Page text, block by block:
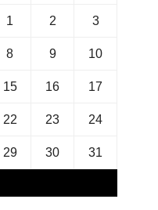
1 2 3
8 9 10
15 16 17
22 23 24
29 30 31